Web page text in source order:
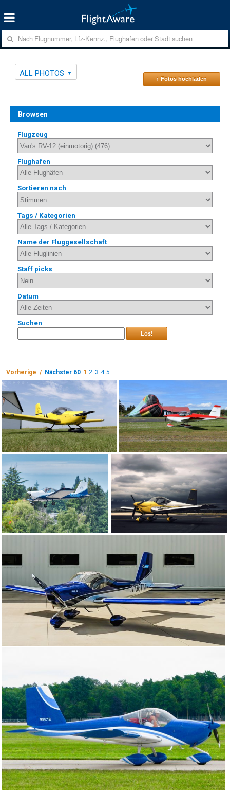
ALL PHOTOS
↑ Fotos hochladen
Browsen
Flugzeug
Flughafen
Sortieren nach
Tags / Kategorien
Name der Fluggesellschaft
Staff picks
Datum
Suchen
Los!
Vorherige / Nächster 60 1 2 3 4 5